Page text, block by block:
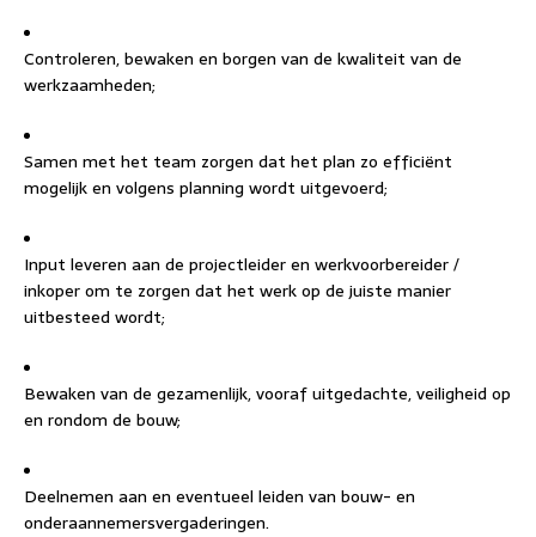
Controleren, bewaken en borgen van de kwaliteit van de
werkzaamheden;
Samen met het team zorgen dat het plan zo efficiënt
mogelijk en volgens planning wordt uitgevoerd;
Input leveren aan de projectleider en werkvoorbereider /
inkoper om te zorgen dat het werk op de juiste manier
uitbesteed wordt;
Bewaken van de gezamenlijk, vooraf uitgedachte, veiligheid op
en rondom de bouw;
Deelnemen aan en eventueel leiden van bouw- en
onderaannemersvergaderingen.